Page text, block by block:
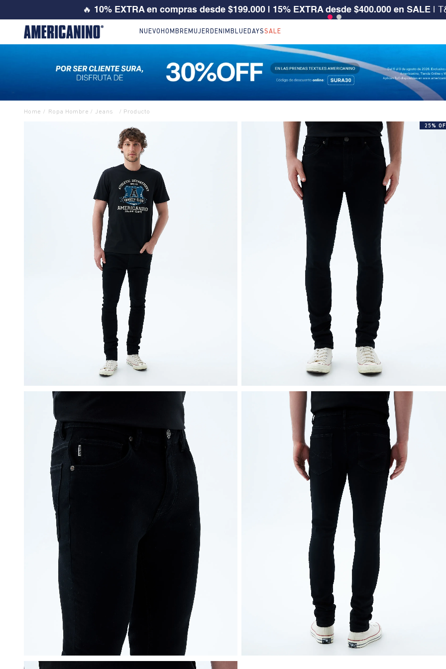
25% ó 35%OFF en ref. seleccionadas de NEW ARRIVALS |
NUEVO HOMBRE MUJER DENIM BLUEDAYSSALE
Ropa Hombre Jeans
25%